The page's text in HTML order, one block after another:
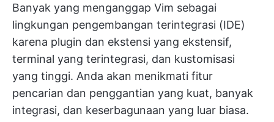
Banyak yang menganggap Vim sebagai
lingkungan pengembangan terintegrasi (IDE)
karena plugin dan ekstensi yang ekstensif,
terminal yang terintegrasi, dan kustomisasi
yang tinggi. Anda akan menikmati fitur
pencarian dan penggantian yang kuat, banyak
integrasi, dan keserbagunaan yang luar biasa.